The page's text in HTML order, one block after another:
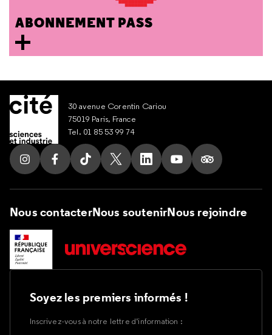
ABONNEMENT PASS
30 avenue Corentin Cariou
75019 Paris, France
Tel. 01 85 53 99 74
Suivez nous sur Instagram
Suivez nous sur Facebook
Suivez nous sur Tik Tok
Suivez nous sur X
Suivez nous sur LinkedIn
Suivez nous sur
Suivez nous
Nous contacterNous soutenirNous rejoindre
Soyez les premiers informés !
Inscrivez-vous à notre lettre d’information :